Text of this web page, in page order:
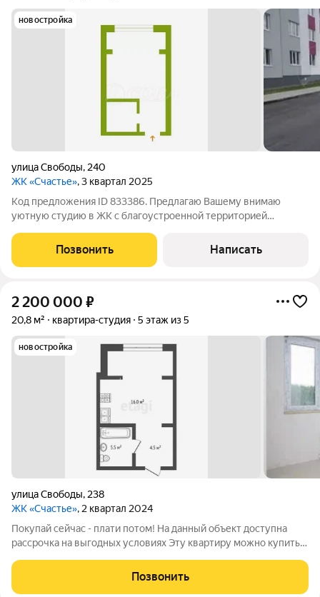
новостройка
улица Свободы, 240
ЖК «Счастье», 3 квартал 2025
Код предложения ID 833386. Предлагаю Вашему внимаю
уютную студию в ЖК с благоустроенной территорией
спокойном районе с невысокими домами и ухоженным
двором. При этом всё нужное рядом: в пределах 20
Позвонить Написать
2 200 000 ₽
20,8 м² квартира-студия 5 этаж из 5
новостройка
улица Свободы, 238
ЖК «Счастье», 2 квартал 2024
Покупай сейчас - плати потом! На данный объект доступна
рассрочка на выгодных условиях Эту квартиру можно купить с
«Счастье» с первой покупкой! Светлая студия 20,7 м на 5-м
этаже в современном ЖК
Позвонить